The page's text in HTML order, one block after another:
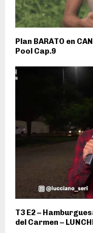
Plan BARATO en
Pool Cap.9
T3 E2 –
del Carmen –